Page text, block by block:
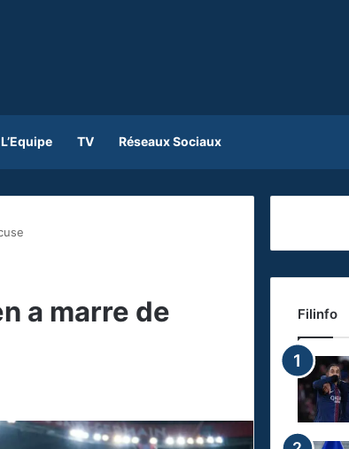
L’Equipe TV Réseaux Sociaux
a marre de
Filinfo